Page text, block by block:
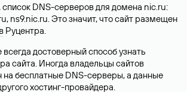
DNS-серверов для домена nic.ru:
ns9.nic.ru. Это значит, что сайт размещен
Руцентра.
достоверный способ узнать
сайта. Иногда владельцы сайтов
на бесплатные DNS-серверы, а данные
хостинг-провайдера.